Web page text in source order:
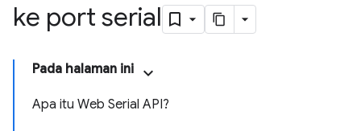
ke port serial
Pada halaman ini
Apa itu Web Serial API?